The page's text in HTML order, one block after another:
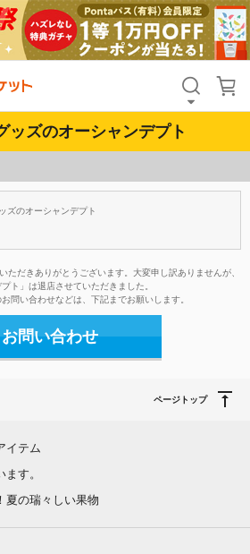
ッズのオーシャンデプト
ズのオーシャンデプト
ただきありがとうございます。大変申し訳ありませんが、
ト」は退店させていただきました。
問い合わせなどは、下記までお願いします。
お問い合わせ
ページトップ
イテム
す。
夏の瑞々しい果物